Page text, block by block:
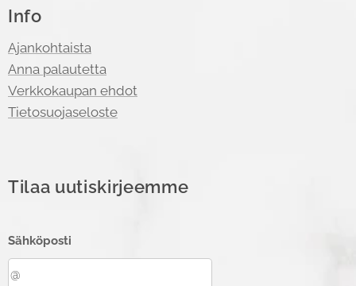
Info
Ajankohtaista
Anna palautetta
Verkkokaupan ehdot
Tietosuojaseloste
Tilaa uutiskirjeemme
Sähköposti